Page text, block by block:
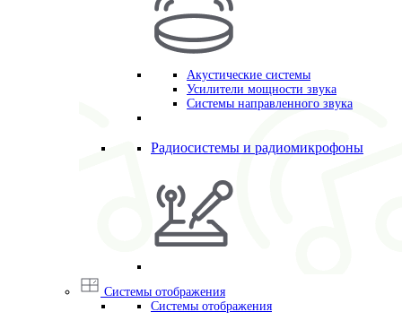
Акустические системы
Усилители мощности звука
Системы направленного звука
Радиосистемы и радиомикрофоны
Системы отображения
Системы отображения